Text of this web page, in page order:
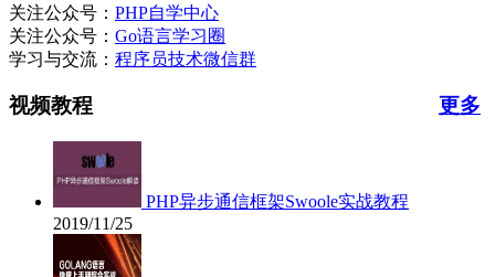
关注公众号： PHP自学中心
关注公众号： Go语言学习圈
学习与交流： 程序员技术微信群
视频教程 更多
PHP异步通信框架Swoole实战教程
2019/11/25